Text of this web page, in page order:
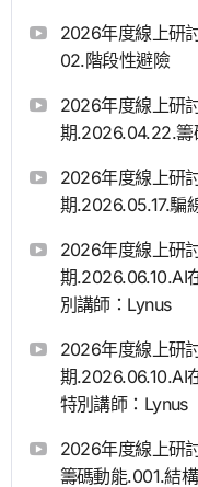
2026年度線上研
02.階段性避險
2026年度線上研
期.2026.04.22.籌
2026年度線上研
期.2026.05.17.騙
2026年度線上研
期.2026.06.10.AI
別講師：Lynus
2026年度線上研
期.2026.06.10.AI
特別講師：Lynus
2026年度線上研
籌碼動能.001.結